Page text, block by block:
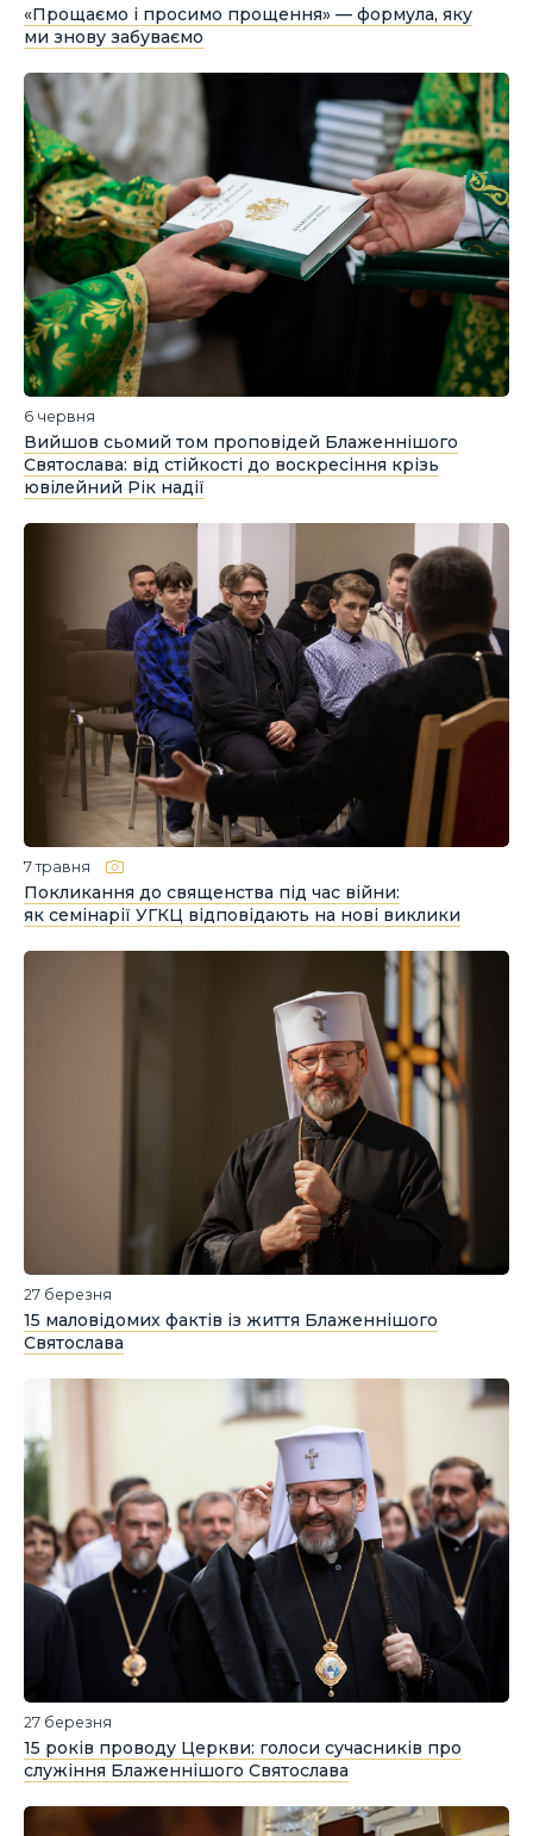
«Прощаємо і просимо прощення» — формула, яку
ми знову забуваємо
6 червня
Вийшов сьомий том проповідей Блаженнішого
Святослава: від стійкості до воскресіння крізь
ювілейний Рік надії
7 травня
Покликання до священства під час війни:
як семінарії УГКЦ відповідають на нові виклики
27 березня
15 маловідомих фактів із життя Блаженнішого
Святослава
27 березня
15 років проводу Церкви: голоси сучасників про
служіння Блаженнішого Святослава